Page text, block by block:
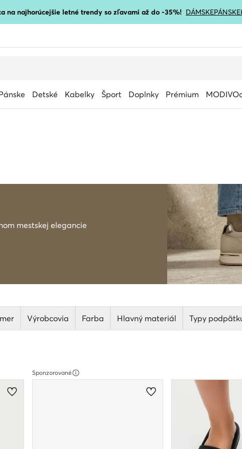
na najhorúcejšie letné trendy so zľavami až do -35%! DÁMSKEPÁNSKE
Detské Kabelky Šport Doplnky Prémium
mestskej elegancie
Výrobcovia Farba Hlavný materiál Typy
Sponzorované